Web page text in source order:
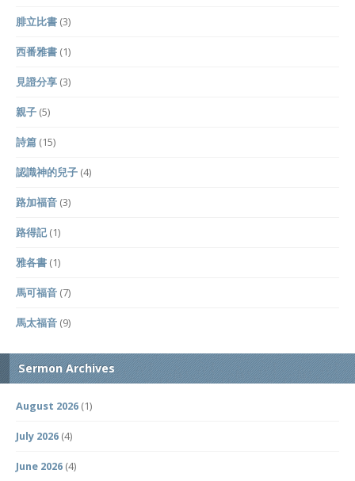
腓立比書 (3)
西番雅書 (1)
見證分享 (3)
親子 (5)
詩篇 (15)
認識神的兒子 (4)
路加福音 (3)
路得記(1)
雅各書 (1)
馬可福音 (7)
馬太福音 (9)
Sermon Archives
August 2026 (1)
July 2026 (4)
June 2026 (4)